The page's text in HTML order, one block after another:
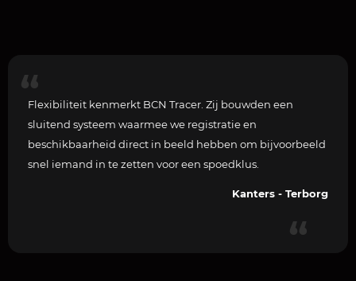
Flexibiliteit kenmerkt BCN Tracer. Zij bouwden een
sluitend systeem waarmee we registratie en
beschikbaarheid direct in beeld hebben om bijvoorbeeld
snel iemand in te zetten voor een spoedklus.
Kanters - Terborg